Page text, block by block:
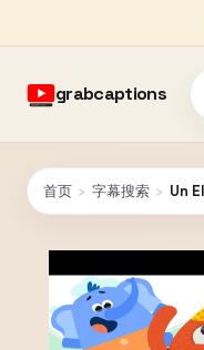
grabcaptions
首页 › 字幕搜索 › Un